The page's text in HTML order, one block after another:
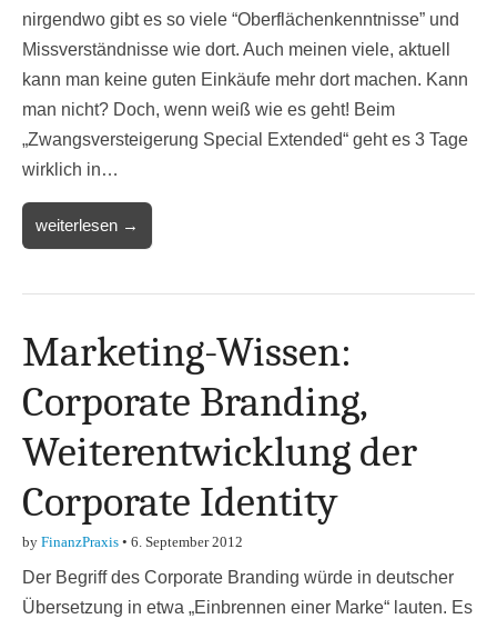
nirgendwo gibt es so viele “Oberflächenkenntnisse” und
Missverständnisse wie dort. Auch meinen viele, aktuell
kann man keine guten Einkäufe mehr dort machen. Kann
man nicht? Doch, wenn weiß wie es geht! Beim
„Zwangsversteigerung Special Extended“ geht es 3 Tage
wirklich in…
weiterlesen →
Marketing-Wissen:
Corporate Branding,
Weiterentwicklung der
Corporate Identity
by FinanzPraxis • 6. September 2012
Der Begriff des Corporate Branding würde in deutscher
Übersetzung in etwa „Einbrennen einer Marke“ lauten. Es